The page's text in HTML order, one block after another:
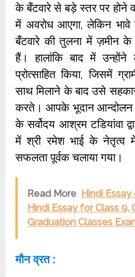
के बँटवारे से बड़े स्तर पर होने
में अवरोध आएगा, लेकिन
बँटवारे की तुलना में ज़मीन के
हैं। हालांकि बाद में उन्होंने
प्रोत्साहित किया, जिसमें
साथ मिलाने के बाद उसे
करते। आपके भूदान आन्दोलन
के सर्वोदय आश्रम टडियांवा
में श्री रमेश भाई के नेतृत्व
सफलता पूर्वक चलाया गया।
Read More Hindi Essay
Hindi Essay for Class 9,
Graduation Classes
मौन व्रत :